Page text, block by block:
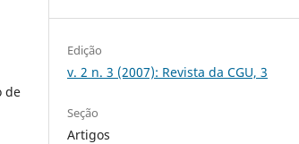
de
Edição
v. 2 n. 3 (2007): Revista da CGU, 3
Seção
Artigos